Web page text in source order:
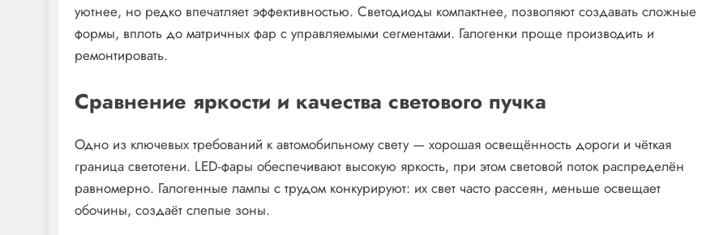
уютнее, но редко впечатляет эффективностью. Светодиоды компактнее, позволяют создавать сложные
формы, вплоть до матричных фар с управляемыми сегментами. Галогенки проще производить и
ремонтировать.
Сравнение яркости и качества светового пучка
Одно из ключевых требований к автомобильному свету — хорошая освещённость дороги и чёткая
граница светотени. LED-фары обеспечивают высокую яркость, при этом световой поток распределён
равномерно. Галогенные лампы с трудом конкурируют: их свет часто рассеян, меньше освещает
обочины, создаёт слепые зоны.